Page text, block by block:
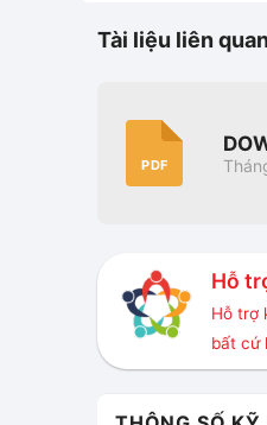
Tài liệu liên
PDF
Hỗ
Hỗ trợ
bất cứ